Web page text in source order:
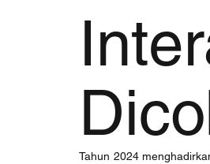
Tahun 2024